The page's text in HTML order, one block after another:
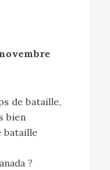
de bataille,
bien
bataille
?